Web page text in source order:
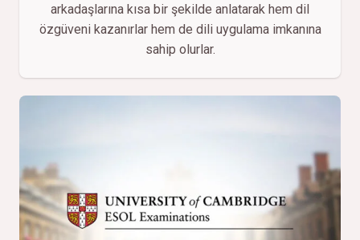
arkadaşlarına kısa bir şekilde anlatarak hem dil
özgüveni kazanırlar hem de dili uygulama imkanına
sahip olurlar.